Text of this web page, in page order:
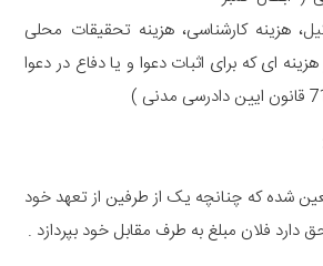
، هزینه کارشناسی، هزینه تحقیقات محلی
ای که برای اثبات دعوا و یا دفاع در دعوا
قانون ایین دادرسی مدنی )
معین شده که چنانچه یک از طرفین از تعهد خود
دارد فلان مبلغ به طرف مقابل خود بپردازد .